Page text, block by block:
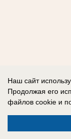
Наш сайт
Продолжая его
файлов cookie и